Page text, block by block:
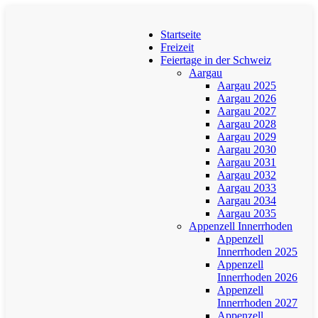
Startseite
Freizeit
Feiertage in der Schweiz
Aargau
Aargau 2025
Aargau 2026
Aargau 2027
Aargau 2028
Aargau 2029
Aargau 2030
Aargau 2031
Aargau 2032
Aargau 2033
Aargau 2034
Aargau 2035
Appenzell Innerrhoden
Appenzell
Innerrhoden 2025
Appenzell
Innerrhoden 2026
Appenzell
Innerrhoden 2027
Appenzell